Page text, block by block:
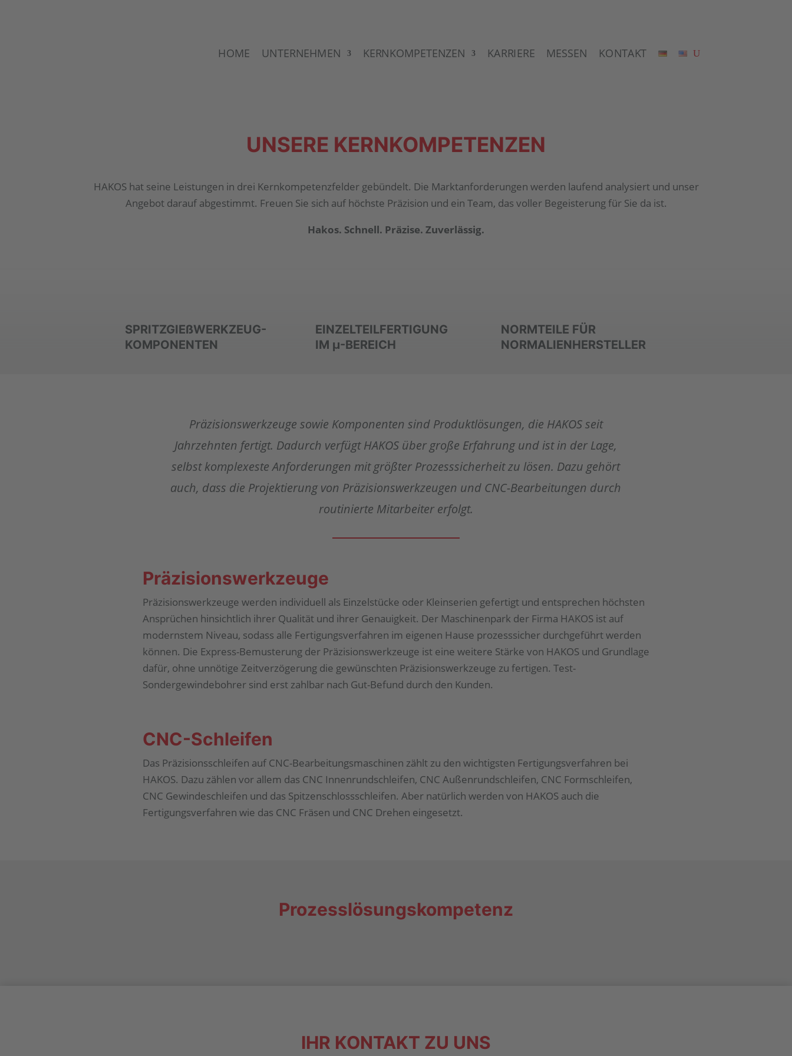
HOME UNTERNEHMEN KERNKOMPETENZEN KARRIERE MESSEN KONTAKT
UNSERE KERNKOMPETENZEN
HAKOS hat seine Leistungen in drei Kernkompetenzfelder gebündelt. Die Marktanforderungen werden laufend analysiert und unser
Angebot darauf abgestimmt. Freuen Sie sich auf höchste Präzision und ein Team, das voller Begeisterung für Sie da ist.
Hakos. Schnell. Präzise. Zuverlässig.
SPRITZGIEßWERKZEUG-
KOMPONENTEN
EINZELTEILFERTIGUNG
IM µ-BEREICH
NORMTEILE FÜR
NORMALIENHERSTELLER
Präzisionswerkzeuge sowie Komponenten sind Produktlösungen, die HAKOS seit
Jahrzehnten fertigt. Dadurch verfügt HAKOS über große Erfahrung und ist in der Lage,
selbst komplexeste Anforderungen mit größter Prozesssicherheit zu lösen. Dazu gehört
auch, dass die Projektierung von Präzisionswerkzeugen und CNC-Bearbeitungen durch
routinierte Mitarbeiter erfolgt.
Präzisionswerkzeuge
Präzisionswerkzeuge werden individuell als Einzelstücke oder Kleinserien gefertigt und entsprechen höchsten
Ansprüchen hinsichtlich ihrer Qualität und ihrer Genauigkeit. Der Maschinenpark der Firma HAKOS ist auf
modernstem Niveau, sodass alle Fertigungsverfahren im eigenen Hause prozesssicher durchgeführt werden
können. Die Express-Bemusterung der Präzisionswerkzeuge ist eine weitere Stärke von HAKOS und Grundlage
dafür, ohne unnötige Zeitverzögerung die gewünschten Präzisionswerkzeuge zu fertigen. Test-
Sondergewindebohrer sind erst zahlbar nach Gut-Befund durch den Kunden.
CNC-Schleifen
Das Präzisionsschleifen auf CNC-Bearbeitungsmaschinen zählt zu den wichtigsten Fertigungsverfahren bei
HAKOS. Dazu zählen vor allem das CNC Innenrundschleifen, CNC Außenrundschleifen, CNC Formschleifen,
CNC Gewindeschleifen und das Spitzenschlossschleifen. Aber natürlich werden von HAKOS auch die
Fertigungsverfahren wie das CNC Fräsen und CNC Drehen eingesetzt.
Prozesslösungskompetenz
IHR KONTAKT ZU UNS